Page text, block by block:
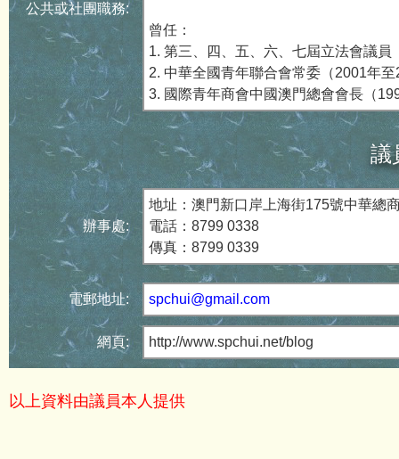
公共或社團職務:
曾任：
1. 第三、四、五、六、七屆立法會議員
2. 中華全國青年聯合會常委（2001年
3. 國際青年商會中國澳門總會會長（
議
辦事處:
地址：澳門新口岸上海街175號中華總
電話：8799 0338
傳真：8799 0339
電郵地址: spchui@gmail.com
網頁: http://www.spchui.net/blog
以上資料由議員本人提供